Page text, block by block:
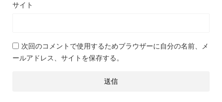
サイト
次回のコメントで使用するためブラウザーに自分の名前、メ
ールアドレス、サイトを保存する。